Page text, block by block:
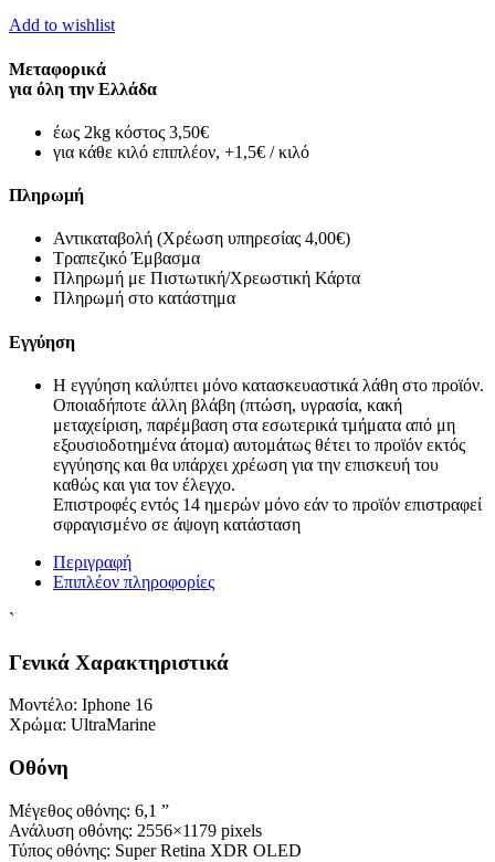
Add to wishlist
Μεταφορικά
για όλη την Ελλάδα
έως 2kg κόστος 3,50€
για κάθε κιλό επιπλέον, +1,5€ / κιλό
Πληρωμή
Αντικαταβολή (Χρέωση υπηρεσίας 4,00€)
Τραπεζικό Έμβασμα
Πληρωμή με Πιστωτική/Χρεωστική Κάρτα
Πληρωμή στο κατάστημα
Εγγύηση
Η εγγύηση καλύπτει μόνο κατασκευαστικά λάθη στο προϊόν.
Οποιαδήποτε άλλη βλάβη (πτώση, υγρασία, κακή
μεταχείριση, παρέμβαση στα εσωτερικά τμήματα από μη
εξουσιοδοτημένα άτομα) αυτομάτως θέτει το προϊόν εκτός
εγγύησης και θα υπάρχει χρέωση για την επισκευή του
καθώς και για τον έλεγχο.
Επιστροφές εντός 14 ημερών μόνο εάν το προϊόν επιστραφεί
σφραγισμένο σε άψογη κατάσταση
Περιγραφή
Επιπλέον πληροφορίες
`
Γενικά Χαρακτηριστικά
Μοντέλο: Iphone 16
Χρώμα: UltraMarine
Οθόνη
Μέγεθος οθόνης: 6,1 ”
Ανάλυση οθόνης: 2556×1179 pixels
Τύπος οθόνης: Super Retina XDR OLED